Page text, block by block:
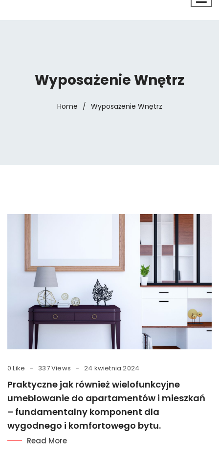
Wyposażenie Wnętrz
Home / Wyposażenie Wnętrz
0 Like 337 Views 24 kwietnia 2024
Praktyczne jak również wielofunkcyjne
umeblowanie do apartamentów i mieszkań
– fundamentalny komponent dla
wygodnego i komfortowego bytu.
Read More